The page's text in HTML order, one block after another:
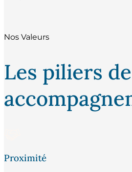
Nos Valeurs
Les piliers
Proximité